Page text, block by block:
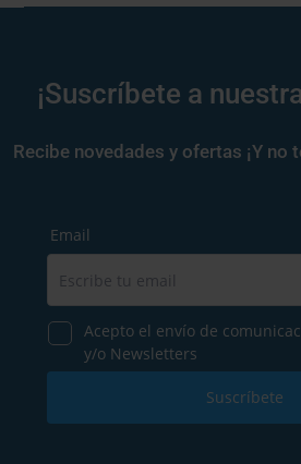
¡Suscríbete a
Recibe novedades y ofertas ¡Y no